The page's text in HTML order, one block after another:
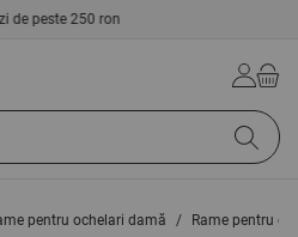
pentru ochelari damă / Rame pentru